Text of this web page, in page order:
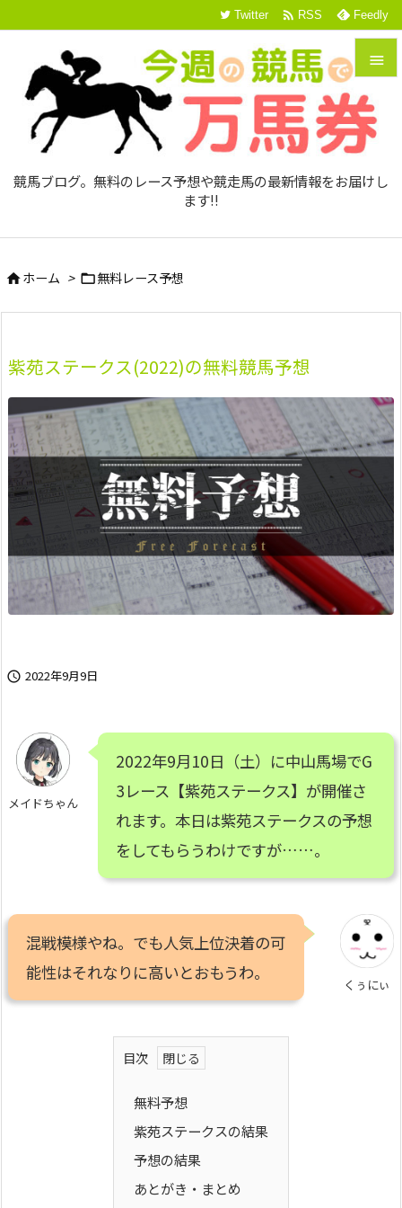
競馬ブログ。無料のレース予想や競走馬の最新情報をお届けし
ます!!


メニュ


検索
Twitter  RSS Feedly
ホーム > 無料レース予想
紫苑ステークス(2022)の無料競馬予想
 2022年9月9日
メイドちゃん
2022年9月10日（土）に中山馬場でG
3レース【紫苑ステークス】が開催さ
れます。本日は紫苑ステークスの予想
をしてもらうわけですが……。
くぅにぃ
混戦模様やね。でも人気上位決着の可
能性はそれなりに高いとおもうわ。
目次
無料予想
紫苑ステークスの結果
予想の結果
あとがき・まとめ